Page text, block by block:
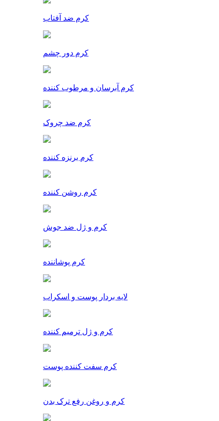
کرم ضد آفتاب
کرم دور چشم
کرم آبرسان و مرطوب کننده
کرم ضد چروک
کرم برنزه کننده
کرم روشن کننده
کرم و ژل ضد جوش
کرم پوشاننده
لایه بردار پوست و اسکراب
کرم و ژل ترمیم کننده
کرم سفت کننده پوست
کرم و روغن رفع ترک بدن